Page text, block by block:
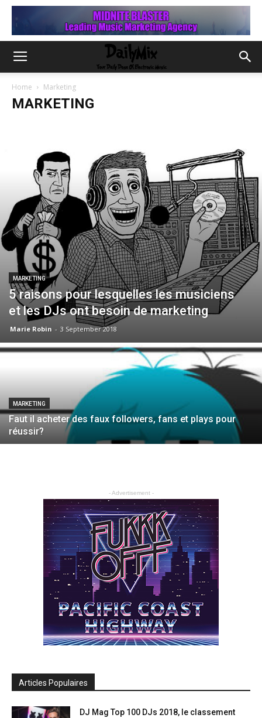
Home Marketing
MARKETING
MARKETING
5 raisons pour lesquelles les musiciens
et les DJs ont besoin de marketing
Marie Robin - 3 September 2018
MARKETING
Faut il acheter des faux followers, fans et plays pour
réussir?
- Advertisement -
Articles Populaires
DJ Mag Top 100 DJs 2018, le classement